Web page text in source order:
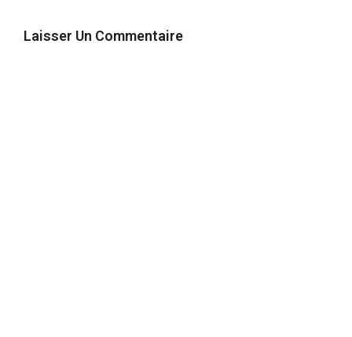
Laisser Un Commentaire